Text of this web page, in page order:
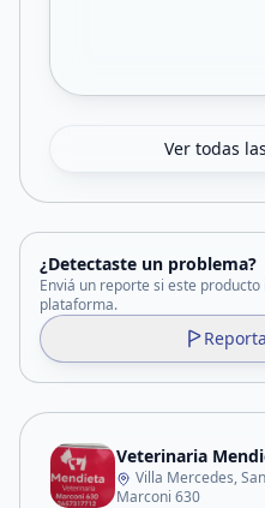
Ver todas
¿Detectaste un problema?
Enviá un reporte si este
plataforma.
Veterinaria
Villa Mercedes,
Marconi 630